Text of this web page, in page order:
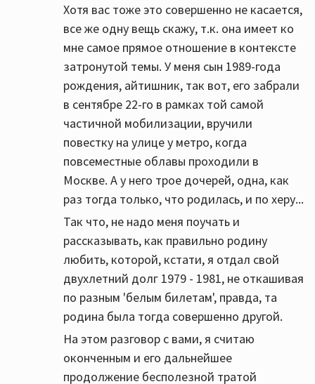
Хотя вас тоже это совершенно не касается,
все же одну вещь скажу, т.к. она имеет ко
мне самое прямое отношение в контексте
затронутой темы. У меня сын 1989-года
рождения, айтишник, так вот, его забрали
в сентябре 22-го в рамках той самой
частичной мобилизации, вручили
повестку на улице у метро, когда
повсеместные облавы проходили в
Москве. А у него трое дочерей, одна, как
раз тогда только, что родилась, и по херу...
Так что, не надо меня поучать и
рассказывать, как правильно родину
любить, которой, кстати, я отдал свой
двухлетний долг 1979 - 1981, не откашивая
по разным 'белым билетам', правда, та
родина была тогда совершенно другой.
На этом разговор с вами, я считаю
оконченным и его дальнейшее
продолжение бесполезной тратой